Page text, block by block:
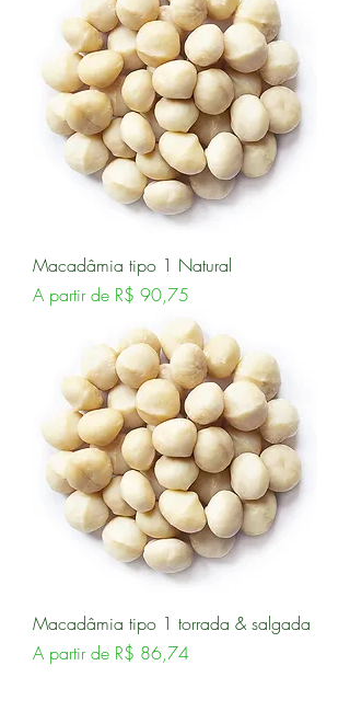
Macadâmia tipo 1 Natural
A partir de R$ 90,75
Preço promocional
Macadâmia tipo 1 torrada & salgada
A partir de R$ 86,74
Preço promocional